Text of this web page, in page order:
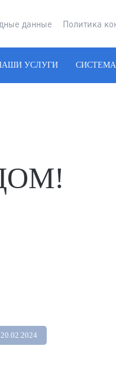
данные Политика
УСЛУГИ
20.02.2024